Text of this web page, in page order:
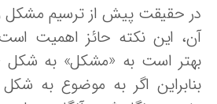
حقیقت پیش از ترسیم مشکل و
این نکته حائز اهمیت است
است به «مشکل» به شکل
اگر به موضوع به شکل